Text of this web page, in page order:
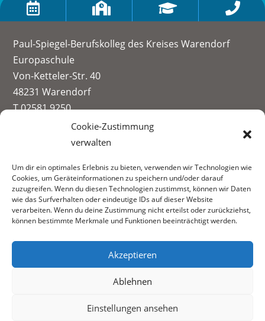
Cookie-Zustimmung
verwalten
Um dir ein optimales Erlebnis zu bieten, verwenden wir Technologien wie
Cookies, um Geräteinformationen zu speichern und/oder darauf
zuzugreifen. Wenn du diesen Technologien zustimmst, können wir Daten
wie das Surfverhalten oder eindeutige IDs auf dieser Website
verarbeiten. Wenn du deine Zustimmung nicht erteilst oder zurückziehst,
können bestimmte Merkmale und Funktionen beeinträchtigt werden.
Akzeptieren
Ablehnen
Einstellungen ansehen
   
Paul-Spiegel-Berufskolleg des Kreises Warendorf
Europaschule
Von-Ketteler-Str. 40
48231 Warendorf
T 02581 9250
info@paul-spiegel-berufskolleg.eu
Datenschutzerklärung
Informationen zur Datenerhebung
Fachbereiche: